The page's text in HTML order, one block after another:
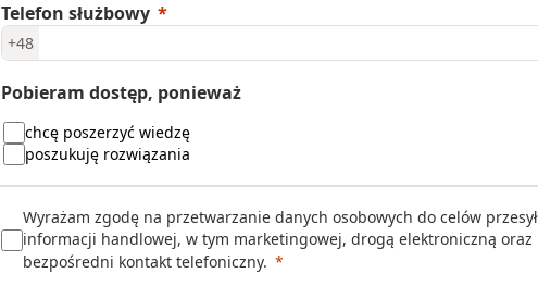
Telefon służbowy
+48
Pobieram dostęp, ponieważ
chcę poszerzyć wiedzę
poszukuję rozwiązania
Wyrażam zgodę na przetwarzanie danych osobowych do celów
informacji handlowej, w tym marketingowej, drogą elektroniczną oraz
bezpośredni kontakt telefoniczny.